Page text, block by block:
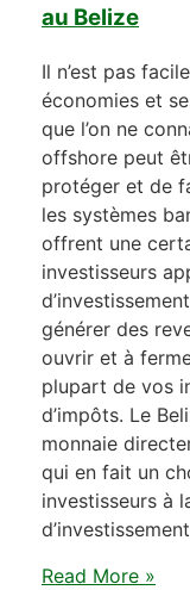
au Belize
Il n’est pas
économies et
que l’on ne
offshore peut
protéger et de
les systèmes
offrent une
investisseurs
générer des
ouvrir et à
plupart de vos
d’impôts. Le
monnaie
qui en fait un
investisseurs à
Read More »